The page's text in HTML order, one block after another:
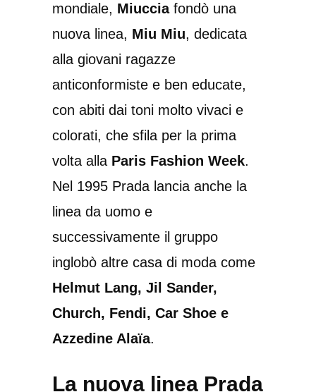
mondiale, Miucciafondò una
nuova linea, Miu Miu, dedicata
alla giovani ragazze
anticonformiste e ben educate,
con abiti dai toni molto vivaci e
colorati, che sfila per la prima
volta alla Paris Fashion Week.
Nel 1995 Prada lancia anche la
linea da uomo e
successivamente il gruppo
inglobò altre casa di moda come
Helmut Lang, Jil Sander,
Church, Fendi, Car Shoe e
Azzedine Alaïa.
La nuova linea Prada